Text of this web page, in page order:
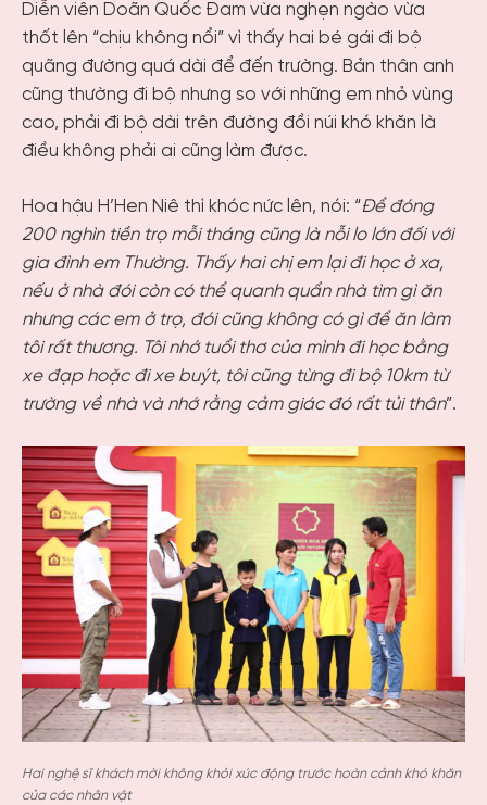
Diễn viên Doãn Quốc Đam vừa nghẹn ngào vừa
thốt lên “chịu không nổi” vì thấy hai bé gái đi bộ
quãng đường quá dài để đến trường. Bản thân anh
cũng thường đi bộ nhưng so với những em nhỏ vùng
cao, phải đi bộ dài trên đường đồi núi khó khăn là
điều không phải ai cũng làm được.
Hoa hậu H’Hen Niê thì khóc nức lên, nói: “Để đóng
200 nghìn tiền trọ mỗi tháng cũng là nỗi lo lớn đối với
gia đình em Thường. Thấy hai chị em lại đi học ở xa,
nếu ở nhà đói còn có thể quanh quẩn nhà tìm gì ăn
nhưng các em ở trọ, đói cũng không có gì để ăn làm
tôi rất thương. Tôi nhớ tuổi thơ của mình đi học bằng
xe đạp hoặc đi xe buýt, tôi cũng từng đi bộ 10km từ
trường về nhà và nhớ rằng cảm giác đó rất tủi thân”.
Hai nghệ sĩ khách mời không khỏi xúc động trước hoàn cảnh khó khăn
của các nhân vật